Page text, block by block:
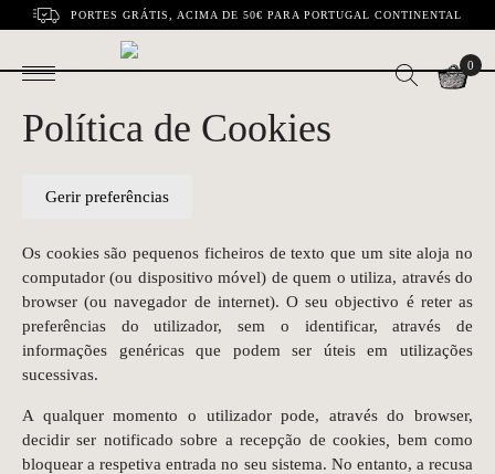
PORTES GRÁTIS, ACIMA DE 50€ PARA PORTUGAL CONTINENTAL
0
Política de Cookies
Gerir preferências
Os cookies são pequenos ficheiros de texto que um site aloja no
computador (ou dispositivo móvel) de quem o utiliza, através do
browser (ou navegador de internet). O seu objectivo é reter as
preferências do utilizador, sem o identificar, através de
informações genéricas que podem ser úteis em utilizações
sucessivas.
A qualquer momento o utilizador pode, através do browser,
decidir ser notificado sobre a recepção de cookies
bem como
bloquear a respetiva entrada no seu sistema. No entanto, a recusa